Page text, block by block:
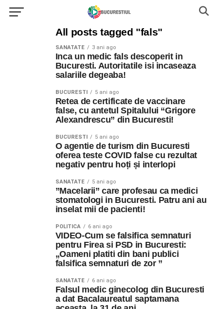
All posts tagged "fals"
SANATATE 3 ani ago
Inca un medic fals descoperit in
Bucuresti. Autoritatile isi incaseaza
salariile degeaba!
BUCURESTI 5 ani ago
Retea de certificate de vaccinare
false, cu antetul Spitalului “Grigore
Alexandrescu” din Bucuresti!
BUCURESTI 5 ani ago
O agentie de turism din Bucuresti
oferea teste COVID false cu rezultat
negativ pentru hoți și interlopi
SANATATE 5 ani ago
”Macelarii” care profesau ca medici
stomatologi in Bucuresti. Patru ani au
inselat mii de pacienti!
POLITICA 6 ani ago
VIDEO-Cum se falsifica semnaturi
pentru Firea si PSD in Bucuresti:
„Oameni platiti din bani publici
falsifica semnaturi de zor ”
SANATATE 6 ani ago
Falsul medic ginecolog din Bucuresti
a dat Bacalaureatul saptamana